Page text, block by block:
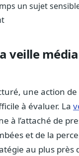
un sujet
veille
une action
à évaluer. La
à l’attaché de
et de la
au plus près